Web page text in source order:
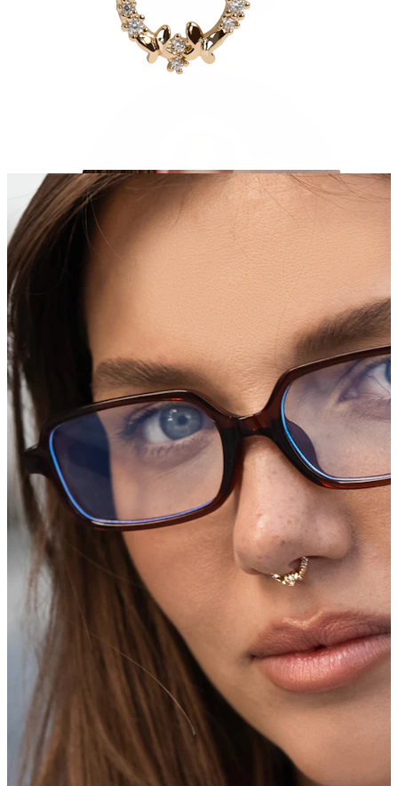
Daith
Industrial